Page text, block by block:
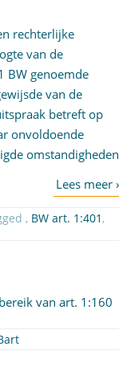
rechterlijke
van de
BW genoemde
van de
betreft op
onvoldoende
omstandigheden
| Getagged , BW art. 1:401 ,
van art. 1:160